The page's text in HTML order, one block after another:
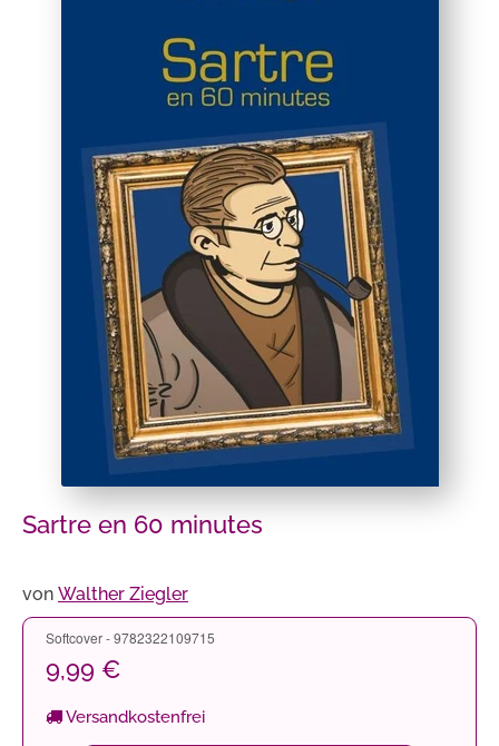
Sartre en 60 minutes
von Walther Ziegler
Softcover - 9782322109715
9,99 €
Versandkostenfrei